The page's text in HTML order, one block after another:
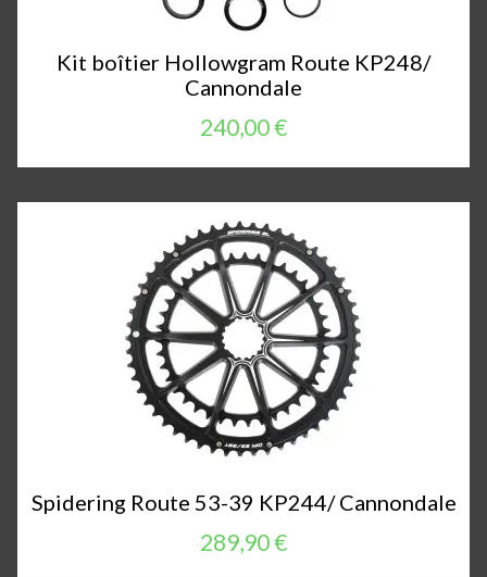
Kit boîtier Hollowgram Route KP248/
Cannondale
240,00 €
Spidering Route 53-39 KP244/ Cannondale
289,90 €